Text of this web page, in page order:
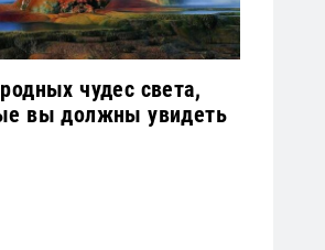
чудес света,
вы должны увидеть